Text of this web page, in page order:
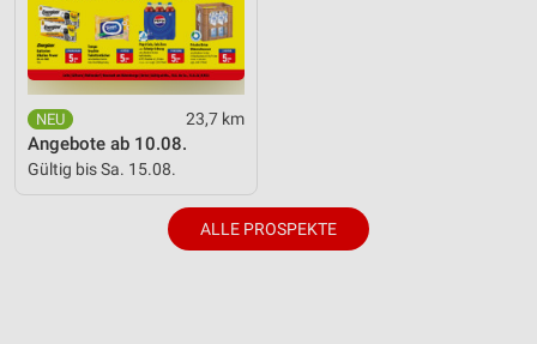
23,7 km
Angebote ab 10.08.
Gültig bis Sa. 15.08.
ALLE PROSPEKTE